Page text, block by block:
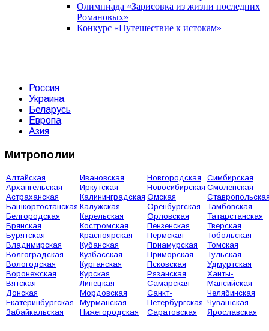
Олимпиада «Зарисовка из жизни последних
Романовых»
Конкурс «Путешествие к истокам»
Россия
Украина
Беларусь
Европа
Азия
Митрополии
Алтайская
Архангельская
Астраханская
Башкортостанская
Белгородская
Брянская
Бурятская
Владимирская
Волгоградская
Вологодская
Воронежская
Вятская
Донская
Екатеринбургская
Забайкальская
Ивановская
Иркутская
Калининградская
Калужская
Карельская
Костромская
Красноярская
Кубанская
Кузбасская
Курганская
Курская
Липецкая
Мордовская
Мурманская
Нижегородская
Новгородская
Новосибирская
Омская
Оренбургская
Орловская
Пензенская
Пермская
Приамурская
Приморская
Псковская
Рязанская
Самарская
Санкт-
Петербургская
Саратовская
Симбирская
Смоленская
Тамбовская
Татарстанская
Тверская
Тобольская
Томская
Тульская
Удмуртская
Ханты-
Мансийская
Челябинская
Чувашская
Ярославская